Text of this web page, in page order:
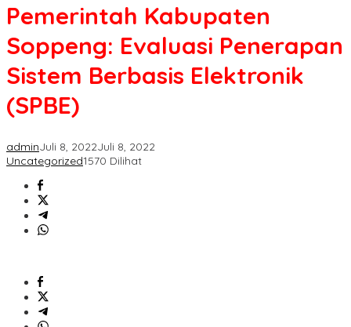
Evaluasi
Sistem
Elektronik
Pemerintah Kabupaten
Soppeng: Evaluasi Penerapan
Sistem Berbasis Elektronik
(SPBE)
adminJuli 8, 2022Juli 8, 2022
Uncategorized1570 Dilihat